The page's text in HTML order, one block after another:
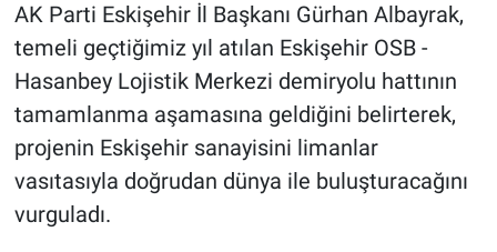
AK Parti Eskişehir İl Başkanı Gürhan Albayrak,
temeli geçtiğimiz yıl atılan Eskişehir OSB -
Hasanbey Lojistik Merkezi demiryolu hattının
tamamlanma aşamasına geldiğini belirterek,
projenin Eskişehir sanayisini limanlar
vasıtasıyla doğrudan dünya ile buluşturacağını
vurguladı.
Çevre
Yerel
Magazin
Bilim ve Teknoloji